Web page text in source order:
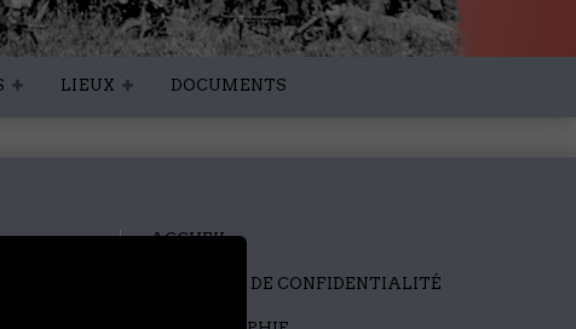
LIEUX DOCUMENTS
ACCUEIL
POLITIQUE DE CONFIDENTIALITÉ